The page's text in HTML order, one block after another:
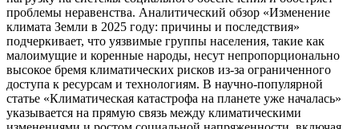
проблемы неравенства. Аналитический обзор «Изменение
климата Земли в 2025 году: причины и последствия»
подчеркивает, что уязвимые группы населения, такие как
малоимущие и коренные народы, несут непропорционально
высокое бремя климатических рисков из-за ограниченного
доступа к ресурсам и технологиям. В научно-популярной
статье «Климатическая катастрофа на планете уже началась»
указывается на прямую связь между климатическими